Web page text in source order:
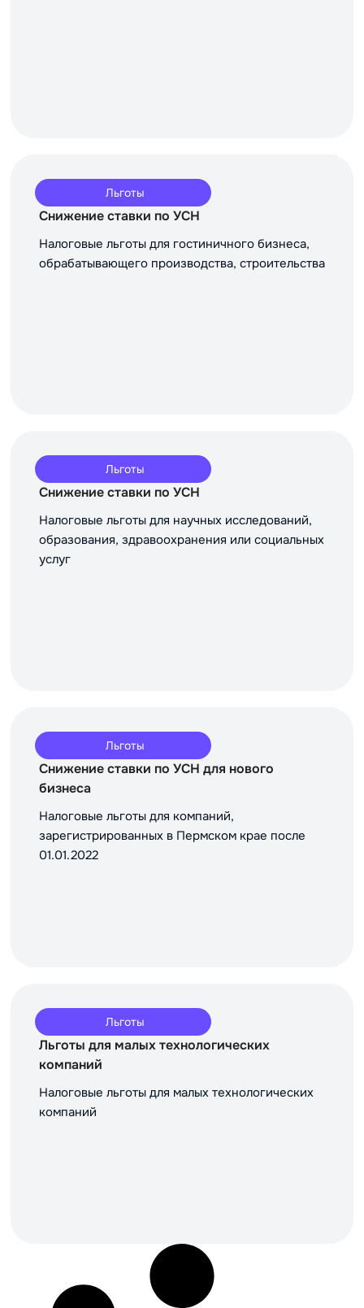
Льготы
Снижение ставки по УСН
Налоговые льготы для гостиничного бизнеса,
обрабатывающего производства, строительства
Льготы
Снижение ставки по УСН
Налоговые льготы для научных исследований,
образования, здравоохранения или социальных
услуг
Льготы
Снижение ставки по УСН для нового
бизнеса
Налоговые льготы для компаний,
зарегистрированных в Пермском крае после
01.01.2022
Льготы
Льготы для малых технологических
компаний
Налоговые льготы для малых технологических
компаний